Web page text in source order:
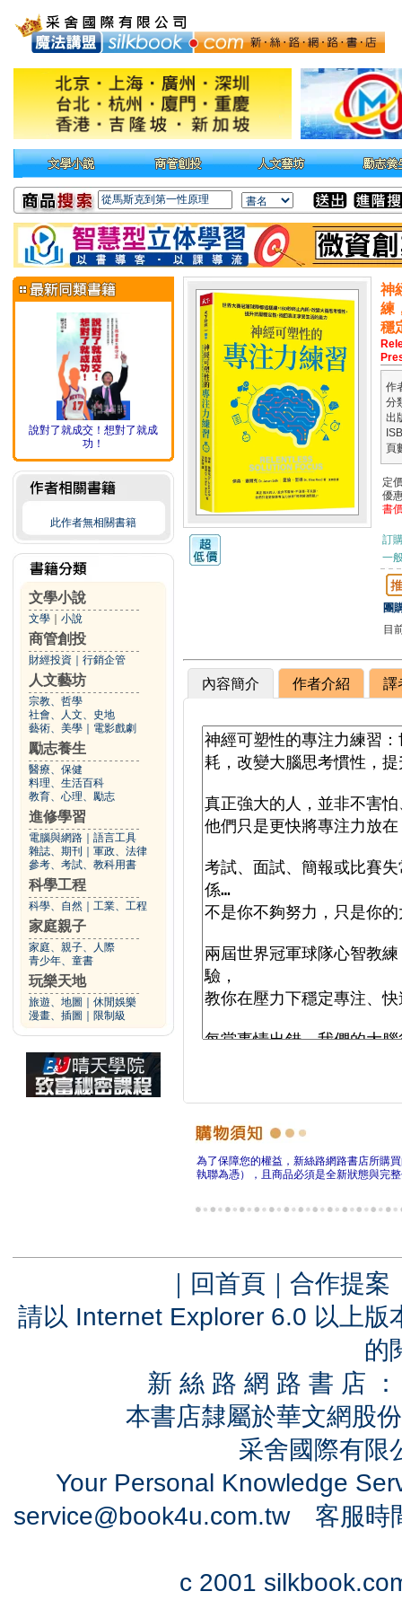
說對了就成交！想對了就成
功！
此作者無相關書籍
文學小說
文學 小說
商管創投
財經投資 行銷企管
人文藝坊
宗教、哲學
社會、人文、史地
藝術、美學
電影戲劇
勵志養生
醫療、保健
料理、生活百科
教育、心理、勵志
進修學習
電腦與網路
語言工具
雜誌、期刊
軍政、法律
參考、考試、教科用書
科學工程
科學、自然 工業、工程
家庭親子
家庭、親子、人際
青少年、童書
玩樂天地
旅遊、地圖
休閒娛樂
漫畫、插圖
限制級
神
練
穩
作
分
出
頁
定
優
書
訂
一
團
目
內容簡介 作者介紹 譯
為了保障您的權益，新絲路網路書店所購
執聯為憑），且商品必須是全新狀態與完
｜ 回首頁 ｜ 合作提案
請以 Internet Explorer 6.0 以上
的
新 絲 路 網 路 書 店
本書店隸屬於華文網股
采舍國際有
Your Personal Knowledge
service@book4u.com.tw客服時
c 2001